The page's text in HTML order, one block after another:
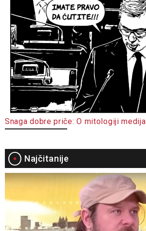
Snaga dobre priče: O mitologiji medija
Najčitanije